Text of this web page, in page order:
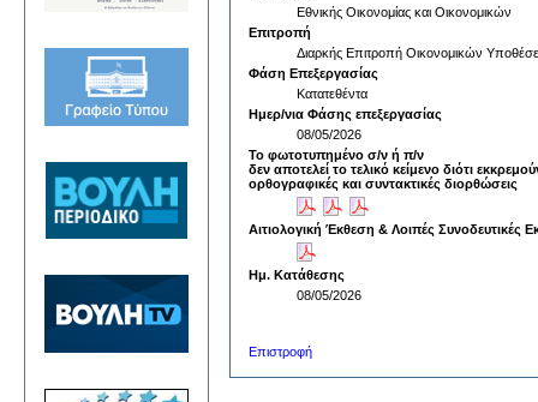
Εθνικής Οικονομίας και Οικονομικών
Επιτροπή
Διαρκής Επιτροπή Οικονομικών
Φάση Επεξεργασίας
Κατατεθέντα
Ημερ/νια Φάσης επεξεργασίας
08/05/2026
Το φωτοτυπημένο σ/ν ή π/ν
δεν αποτελεί το τελικό κείμενο διότι
ορθογραφικές και συντακτικές διορθώσεις
Αιτιολογική Έκθεση & Λοιπές Συνοδευτικές
Ημ. Κατάθεσης
08/05/2026
Επιστροφή